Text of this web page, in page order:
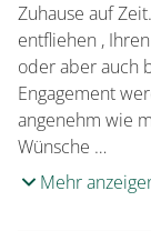
Zuhause auf
entfliehen ,
oder aber auch
Engagement
angenehm wie
Wünsche …
Mehr